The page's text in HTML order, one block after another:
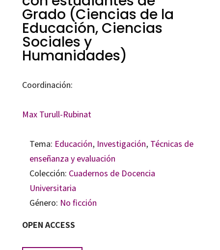
Grado (Ciencias de la
Educación, Ciencias
Sociales y
Humanidades)
Coordinación:
Max Turull-Rubinat
Tema: Educación, Investigación, Técnicas de
enseñanza y evaluación
Colección: Cuadernos de Docencia
Universitaria
Género: No ficción
OPEN ACCESS